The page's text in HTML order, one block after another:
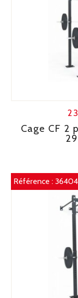
Cage CF 2
Référence :36404